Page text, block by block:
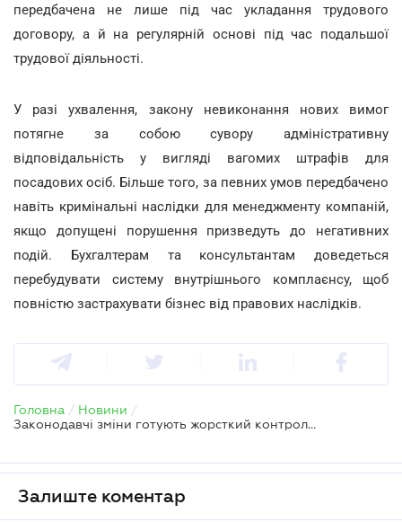
передбачена не лише під час укладання трудового
договору, а й на регулярній основі під час подальшої
трудової діяльності.
У разі ухвалення, закону невиконання нових вимог
потягне за собою сувору адміністративну
відповідальність у вигляді вагомих штрафів для
посадових осіб. Більше того, за певних умов передбачено
навіть кримінальні наслідки для менеджменту компаній,
якщо допущені порушення призведуть до негативних
подій. Бухгалтерам та консультантам доведеться
перебудувати систему внутрішнього комплаєнсу, щоб
повністю застрахувати бізнес від правових наслідків.
Головна / Новини /
Законодавчі зміни готують жорсткий контроль для окремих роботодавців
Залиште коментар